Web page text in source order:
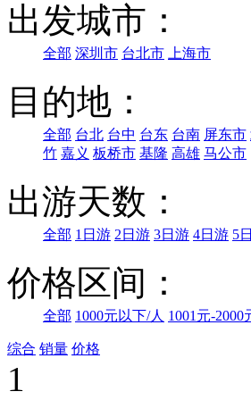
出发城市：
全部 深圳市 台北市 上海市
目的地：
全部 台北 台中 台东 台南 屏东市
竹 嘉义 板桥市 基隆 高雄 马公市
出游天数：
全部 1日游 2日游 3日游 4日游 5
价格区间：
全部 1000元以下/人 1001元-2000
综合 销量 价格
1